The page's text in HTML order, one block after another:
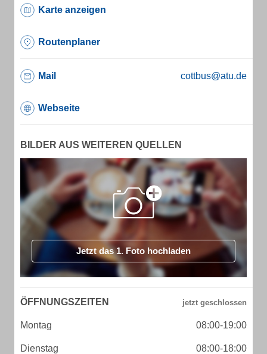
Karte anzeigen
Routenplaner
Mail cottbus@atu.de
Webseite
BILDER AUS WEITEREN QUELLEN
Jetzt das 1. Foto hochladen
ÖFFNUNGSZEITEN
Montag 08:00-19:00
Dienstag 08:00-18:00